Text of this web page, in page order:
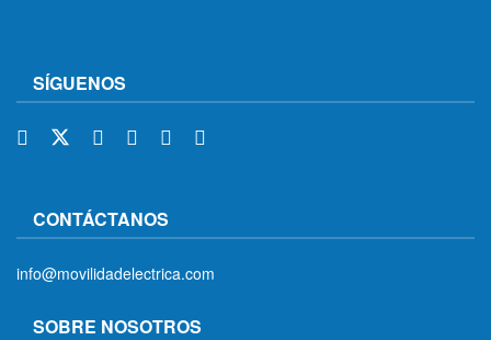
SÍGUENOS
CONTÁCTANOS
info@movilidadelectrica.com
SOBRE NOSOTROS